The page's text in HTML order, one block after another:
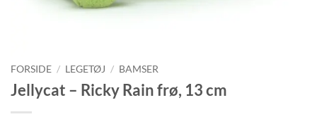
FORSIDE / LEGETØJ / BAMSER
Jellycat – Ricky Rain frø, 13 cm